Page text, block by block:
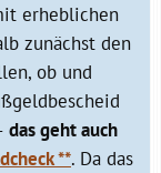
erheblichen
zunächst den
ob und
das geht auch
**. Da das